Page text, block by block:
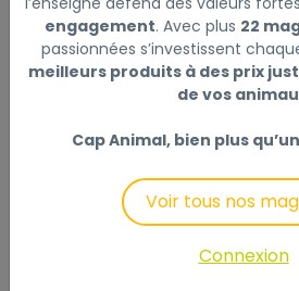
immunitaire du chaton grâce à
complexe scientifiquement
vitamines E et C.
Enrichi en acide gras oméga-3
développement cérébral du
santé visuelle.
Soutien du microbiome
engagement. Avec plus 22
passionnées s’investissent
meilleurs produits à des prix
de vos
Cap Animal, bien plus
Voir tous nos
Connexion